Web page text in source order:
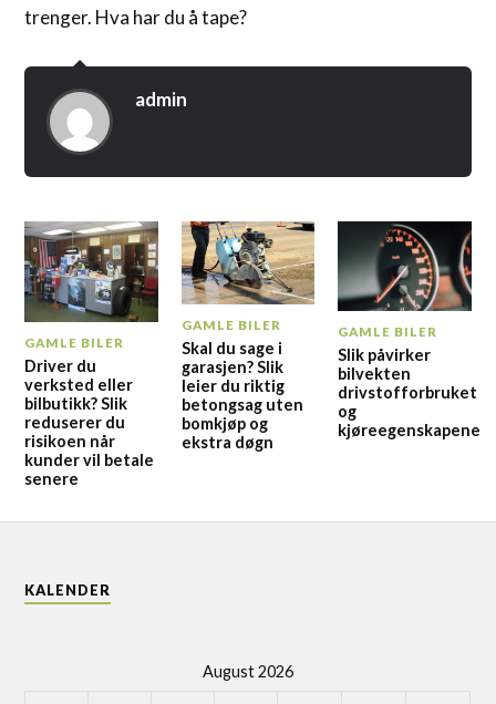
trenger. Hva har du å tape?
admin
GAMLE BILER
Driver du
verksted eller
bilbutikk? Slik
reduserer du
risikoen når
kunder vil betale
senere
GAMLE BILER
Skal du sage i
garasjen? Slik
leier du riktig
betongsag uten
bomkjøp og
ekstra døgn
GAMLE BILER
Slik påvirker
bilvekten
drivstofforbruket
og
kjøreegenskapene
KALENDER
August 2026